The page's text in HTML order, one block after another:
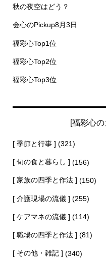
秋の夜空はどう？
会心のPickup8月3日
福彩心Top1位
福彩心Top2位
福彩心Top3位
[福彩心
[ 季節と行事 ] (321)
[ 旬の食と暮らし ] (156)
[ 家族の四季と作法 ] (150)
[ 介護現場の流儀 ] (255)
[ ケアマネの流儀 ] (114)
[ 職場の四季と作法 ] (81)
[ その他・雑記 ] (340)